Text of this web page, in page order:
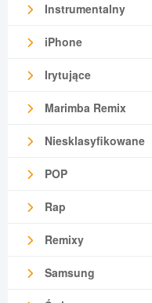
Instrumentalny
iPhone
Irytujące
Marimba Remix
Niesklasyfikowane
POP
Rap
Remixy
Samsung